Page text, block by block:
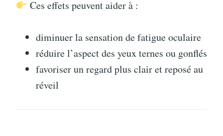
Ces effets peuvent aider à :
diminuer la sensation de fatigue oculaire
réduire l’aspect des yeux ternes ou gonflés
favoriser un regard plus clair et reposé au
réveil